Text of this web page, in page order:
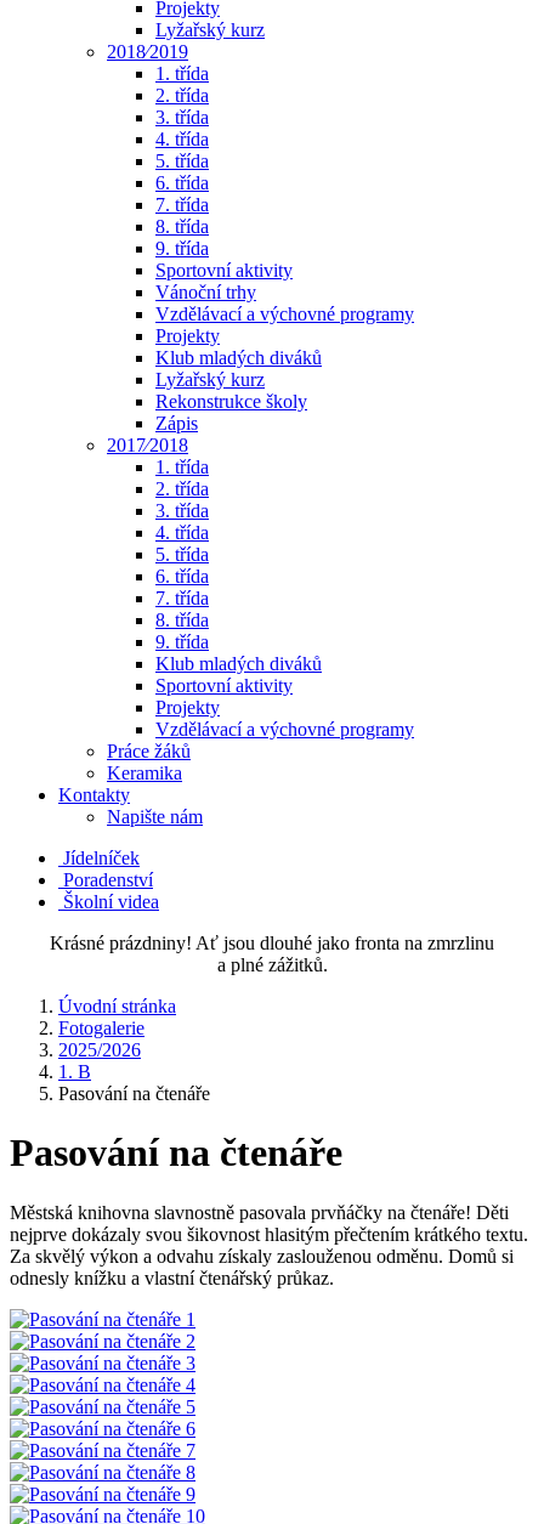
Projekty
Lyžařský kurz
2018⁄2019
1. třída
2. třída
3. třída
4. třída
5. třída
6. třída
7. třída
8. třída
9. třída
Sportovní aktivity
Vánoční trhy
Vzdělávací a výchovné programy
Projekty
Klub mladých diváků
Lyžařský kurz
Rekonstrukce školy
Zápis
2017⁄2018
1. třída
2. třída
3. třída
4. třída
5. třída
6. třída
7. třída
8. třída
9. třída
Klub mladých diváků
Sportovní aktivity
Projekty
Vzdělávací a výchovné programy
Práce žáků
Keramika
Kontakty
Napište nám
Jídelníček
Poradenství
Školní videa
Krásné prázdniny! Ať jsou dlouhé jako fronta na zmrzlinu
a plné zážitků.
Úvodní stránka
Fotogalerie
2025/2026
1. B
Pasování na čtenáře
Pasování na čtenáře
Městská knihovna slavnostně pasovala prvňáčky na čtenáře! Děti
nejprve dokázaly svou šikovnost hlasitým přečtením krátkého textu.
Za skvělý výkon a odvahu získaly zaslouženou odměnu. Domů si
odnesly knížku a vlastní čtenářský průkaz.